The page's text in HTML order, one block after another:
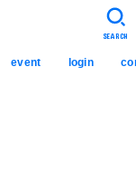
event login
SEARCH